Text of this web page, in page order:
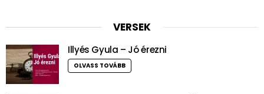
VERSEK
Illyés Gyula – Jó érezni
OLVASS TOVÁBB